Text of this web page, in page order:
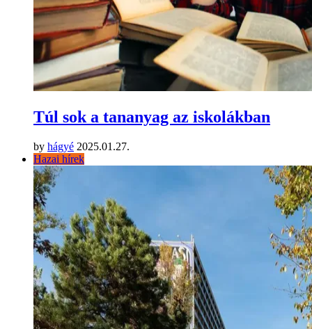
Túl sok a tananyag az iskolákban
by hágyé 2025.01.27.
Hazai hírek